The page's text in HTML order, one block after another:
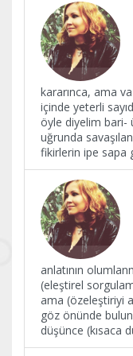
kararınca, ama
içinde yeterli
öyle diyelim bari-
uğrunda
fikirlerin ipe sapa
anlatının
(eleştirel
ama (özeleştiriyi
göz önünde
düşünce (kısaca